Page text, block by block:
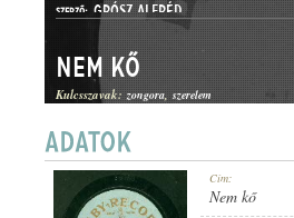
SZERZŐ: GRÓSZ ALFRÉD
KUPLÉ
Nem kő
Kulcsszavak: zongora szerelem
Cím:
Nem kő